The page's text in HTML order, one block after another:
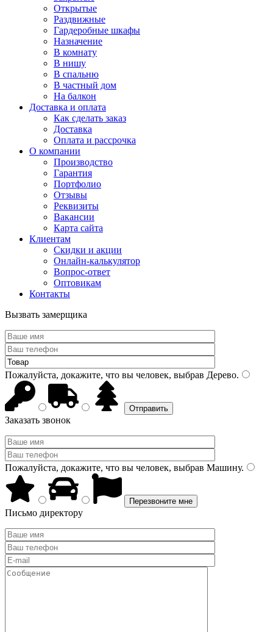
Открытые
Раздвижные
Гардеробные шкафы
Назначение
В комнату
В нишу
В спальню
В частный дом
На балкон
Доставка и оплата
Как сделать заказ
Доставка
Оплата и рассрочка
О компании
Производство
Гарантия
Портфолио
Отзывы
Реквизиты
Вакансии
Карта сайта
Клиентам
Скидки и акции
Онлайн-калькулятор
Вопрос-ответ
Оптовикам
Контакты
Вызвать замерщика
Пожалуйста, докажите, что вы человек, выбрав Дерево.
Заказать звонок
Пожалуйста, докажите, что вы человек, выбрав Машину.
Письмо директору